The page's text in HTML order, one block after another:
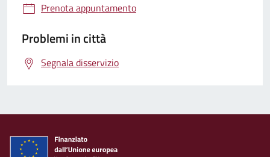
Prenota appuntamento
Problemi in città
Segnala disservizio